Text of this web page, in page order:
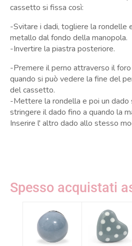
cassetto si fissa così:
-Svitare i dadi, togliere la rondelle
metallo dal fondo della manopola.
-Invertire la piastra posteriore.
-Premere il perno attraverso il
quando si può vedere la fine del
del cassetto.
-Mettere la rondella e poi un
stringere il dado fino a quando la
Inserire l' altro dado allo stesso
Spesso acquistati